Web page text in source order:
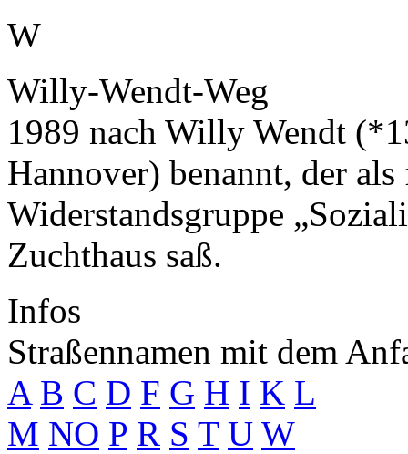
W
Willy-Wendt-Weg
1989 nach Willy Wendt
Hannover) benannt, der
Widerstandsgruppe
Zuchthaus saß.
Infos
Straßennamen mit dem
A B C D F G H I K L
M NO P R S T U W